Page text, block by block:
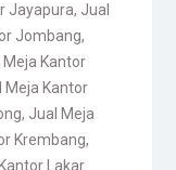
Jayapura, Jual
Jombang,
Meja Kantor
Meja Kantor
, Jual Meja
Krembang,
Lakar